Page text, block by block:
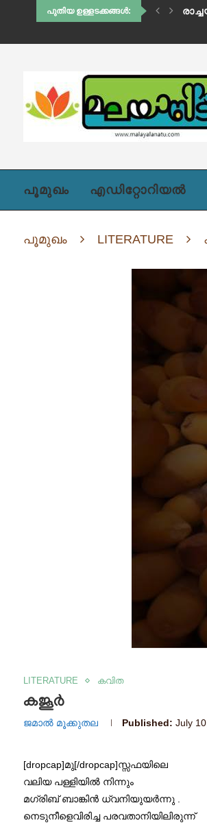
പുതിയ ഉള്ളടക്കങ്ങൾ:
പൂമുഖം എഡിറ്റോറിയൽ
പൂമുഖം LITERATURE
LITERATURE കവിത
കജൂർ
ജമാൽ മൂക്കുതല Published: July
[dropcap]മു[/dropcap]സ്സഫയിലെ
വലിയ പള്ളിയില്‍ നിന്നും
മഗ്രിബ് ബാങ്കിന്‍ ധ്വനിയുയര്‍ന്നു .
നെടുനീളെവിരിച്ച പരവതാനിയിലിരുന്ന്